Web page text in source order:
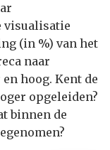
visualisatie
(in %) van het
naar
hoog. Kent de
opgeleiden?
binnen de